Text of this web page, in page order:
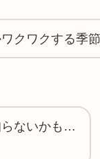
クワクする季節
らないかも…